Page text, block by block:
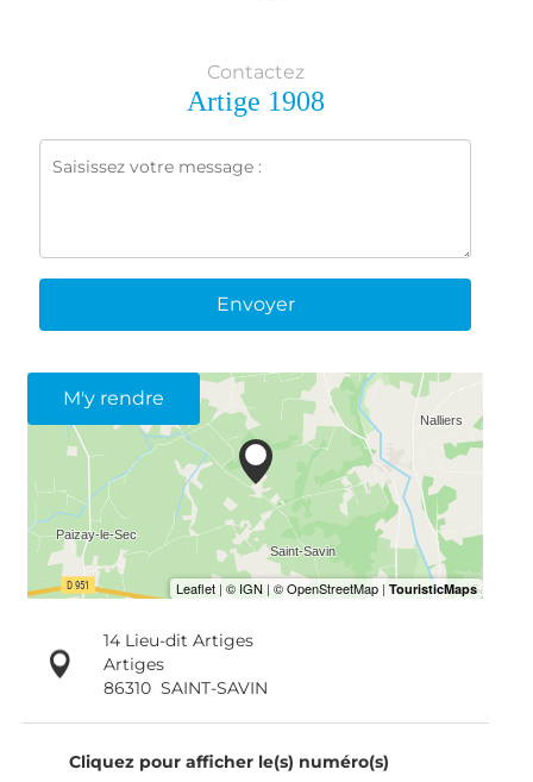
Contactez
Artige 1908
Envoyer
M'y rendre
14 Lieu-dit Artiges
Artiges
86310 SAINT-SAVIN
Cliquez pour afficher le(s) numéro(s)